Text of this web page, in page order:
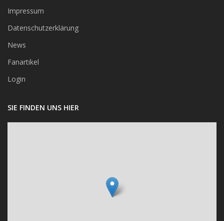
Impressum
Datenschutzerklärung
News
Fanartikel
Login
SIE FINDEN UNS HIER